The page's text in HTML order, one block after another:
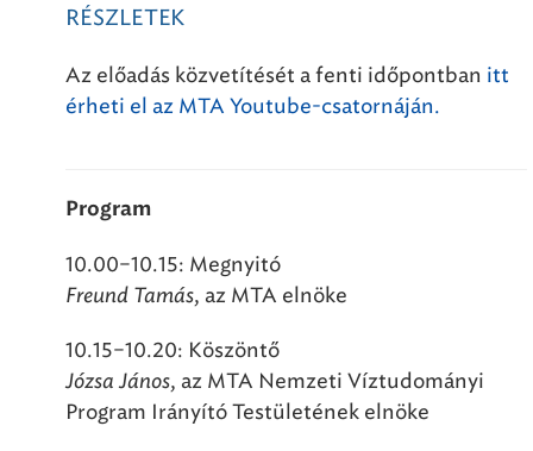
RÉSZLETEK
Az előadás közvetítését a fenti időpontban itt
érheti el az MTA Youtube-csatornáján.
Program
10.00–10.15: Megnyitó
Freund Tamás, az MTA elnöke
10.15–10.20: Köszöntő
Józsa János, az MTA Nemzeti Víztudományi
Program Irányító Testületének elnöke